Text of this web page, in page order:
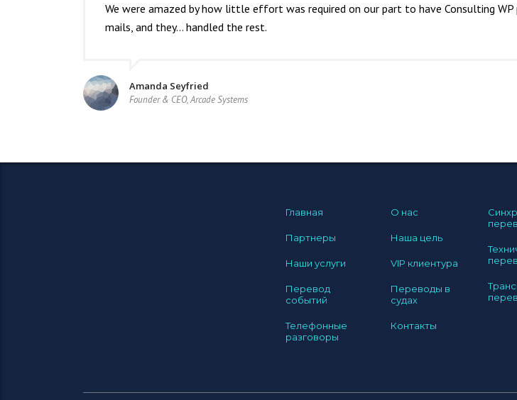
We were amazed by how little effort was required on our part to have Consulting
mails, and they… handled the rest.
Amanda Seyfried
Founder & CEO, Arcade Systems
Главная О нас
Партнеры Наша цель
Наши услуги VIP клиентура
Перевод
событий
Переводы в
судах
Телефонные
разговоры
Контакты